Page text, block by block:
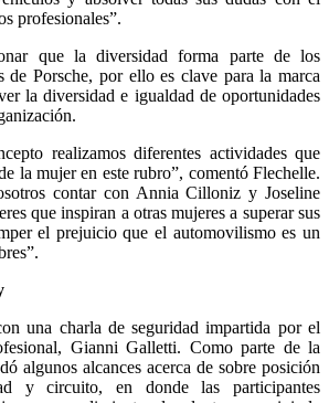
profesionales”.
que la diversidad forma parte de los
de Porsche, por ello es clave para la marca
la diversidad e igualdad de oportunidades
realizamos diferentes actividades que
la mujer en este rubro”, comentó Flechelle.
contar con Annia Cilloniz y Joseline
que inspiran a otras mujeres a superar sus
el prejuicio que el automovilismo es un
una charla de seguridad impartida por el
Gianni Galletti. Como parte de la
algunos alcances acerca de sobre posición
y circuito, en donde las participantes